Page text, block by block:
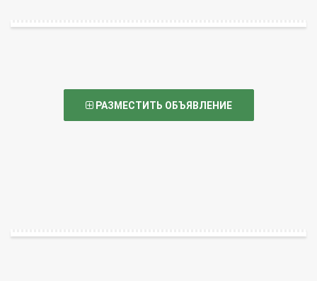
РАЗМЕСТИТЬ ОБЪЯВЛЕНИЕ